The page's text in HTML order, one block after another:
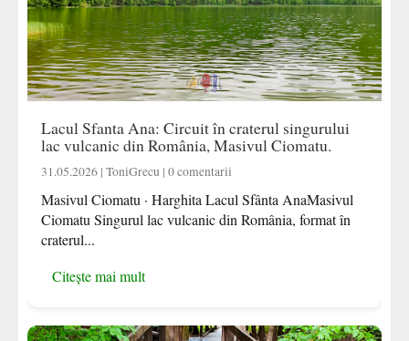
Lacul Sfanta Ana: Circuit în craterul singurului
lac vulcanic din România, Masivul Ciomatu.
31.05.2026 | ToniGrecu | 0 comentarii
Masivul Ciomatu · Harghita Lacul Sfânta AnaMasivul
Ciomatu Singurul lac vulcanic din România, format în
craterul...
Citește mai mult